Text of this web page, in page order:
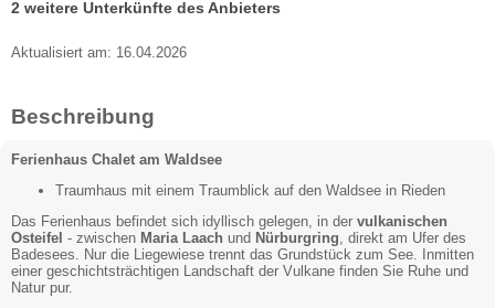
2 weitere Unterkünfte des Anbieters
Aktualisiert am: 16.04.2026
Beschreibung
Ferienhaus Chalet am Waldsee
Traumhaus mit einem Traumblick auf den Waldsee in Rieden
Das Ferienhaus befindet sich idyllisch gelegen, in der vulkanischen
Osteifel - zwischen Maria Laach und Nürburgring , direkt am Ufer des
Badesees. Nur die Liegewiese trennt das Grundstück zum See. Inmitten
einer geschichtsträchtigen Landschaft der Vulkane finden Sie Ruhe und
Natur pur.